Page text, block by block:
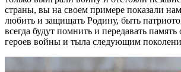
страны, вы на своем примере показали
любить и защищать Родину, быть
всегда будут помнить и передавать
героев войны и тыла следующим